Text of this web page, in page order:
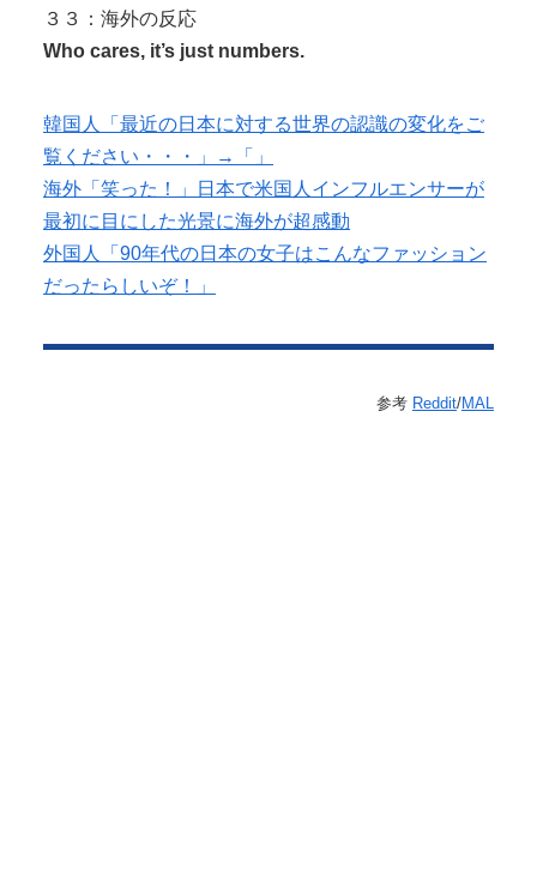
３３：海外の反応
Who cares, it’s just numbers.
韓国人「最近の日本に対する世界の認識の変化をご
覧ください・・・」→「」
海外「笑った！」日本で米国人インフルエンサーが
最初に目にした光景に海外が超感動
外国人「90年代の日本の女子はこんなファッション
だったらしいぞ！」
参考 Reddit/MAL